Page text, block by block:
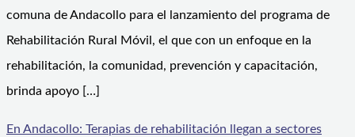
comuna de Andacollo para el lanzamiento del programa de
Rehabilitación Rural Móvil, el que con un enfoque en la
rehabilitación, la comunidad, prevención y capacitación,
brinda apoyo […]
En Andacollo: Terapias de rehabilitación llegan a sectores